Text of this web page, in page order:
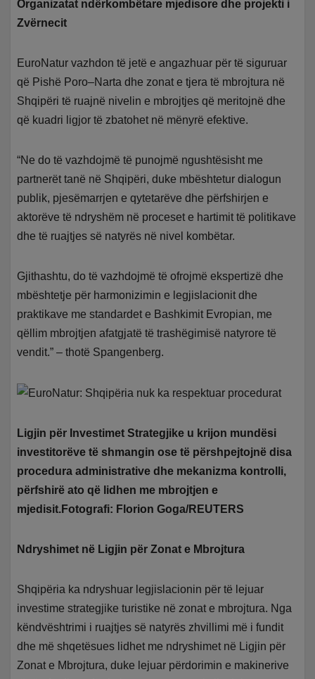
Organizatat ndërkombëtare mjedisore dhe projekti i
Zvërnecit
EuroNatur vazhdon të jetë e angazhuar për të siguruar
që Pishë Poro–Narta dhe zonat e tjera të mbrojtura në
Shqipëri të ruajnë nivelin e mbrojtjes që meritojnë dhe
që kuadri ligjor të zbatohet në mënyrë efektive.
“Ne do të vazhdojmë të punojmë ngushtësisht me
partnerët tanë në Shqipëri, duke mbështetur dialogun
publik, pjesëmarrjen e qytetarëve dhe përfshirjen e
aktorëve të ndryshëm në proceset e hartimit të politikave
dhe të ruajtjes së natyrës në nivel kombëtar.
Gjithashtu, do të vazhdojmë të ofrojmë ekspertizë dhe
mbështetje për harmonizimin e legjislacionit dhe
praktikave me standardet e Bashkimit Evropian, me
qëllim mbrojtjen afatgjatë të trashëgimisë natyrore të
vendit.” – thotë Spangenberg.
Ligjin për Investimet Strategjike u krijon mundësi
investitorëve të shmangin ose të përshpejtojnë disa
procedura administrative dhe mekanizma kontrolli,
përfshirë ato që lidhen me mbrojtjen e
mjedisit.Fotografi: Florion Goga/REUTERS
Ndryshimet në Ligjin për Zonat e Mbrojtura
Shqipëria ka ndryshuar legjislacionin për të lejuar
investime strategjike turistike në zonat e mbrojtura. Nga
këndvështrimi i ruajtjes së natyrës zhvillimi më i fundit
dhe më shqetësues lidhet me ndryshimet në Ligjin për
Zonat e Mbrojtura, duke lejuar përdorimin e makinerive